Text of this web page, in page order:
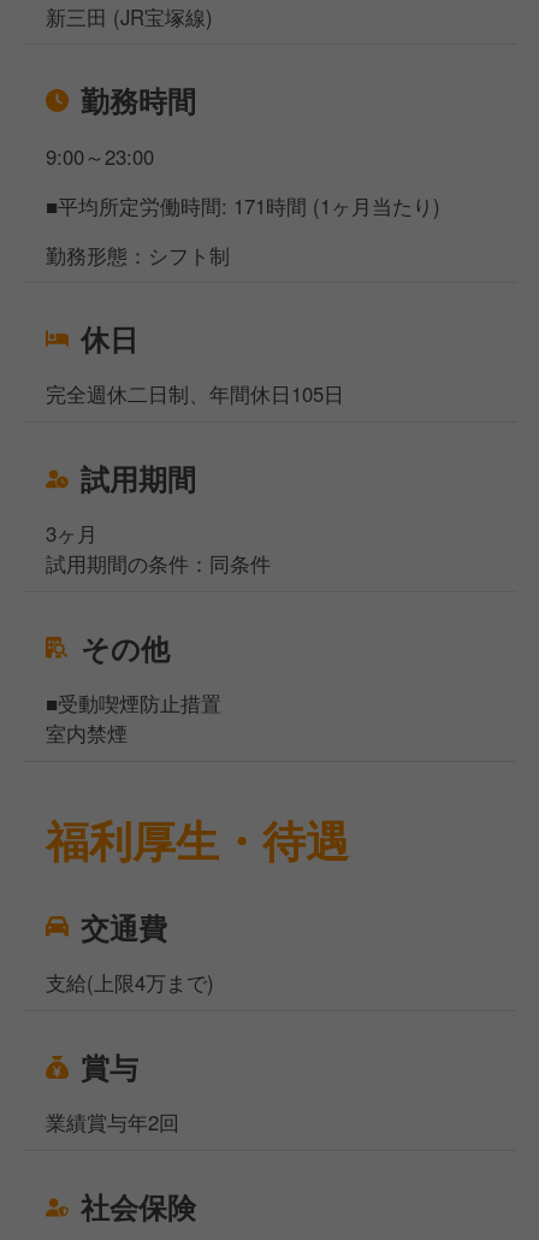
新三田 (JR宝塚線)
勤務時間
9:00～23:00
■平均所定労働時間: 171時間 (1ヶ月当たり)
勤務形態：シフト制
休日
完全週休二日制、年間休日105日
試用期間
3ヶ月
試用期間の条件：同条件
その他
■受動喫煙防止措置
室内禁煙
福利厚生・待遇
交通費
支給(上限4万まで)
賞与
業績賞与年2回
社会保険